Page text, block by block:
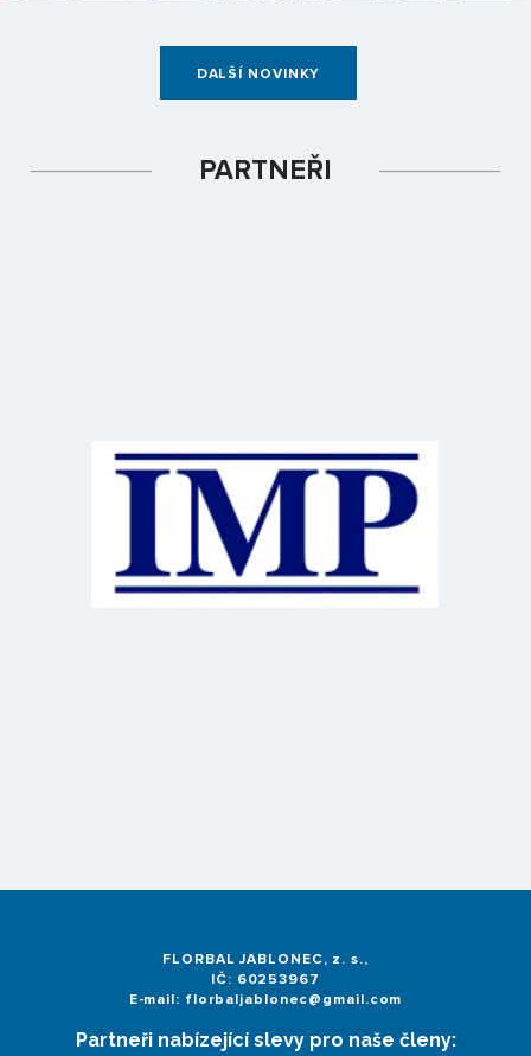
DALŠÍ NOVINKY
PARTNEŘI
FLORBAL JABLONEC, z. s.,
IČ: 60253967
E-mail: florbaljablonec@gmail.com
Partneři nabízející slevy pro naše členy: